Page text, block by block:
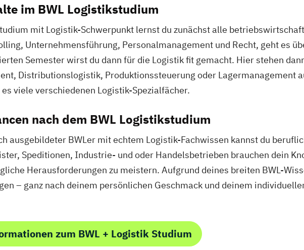
im BWL Logistikstudium
mit Logistik-Schwerpunkt lernst du zunächst alle
Unternehmensführung, Personalmanagement und Recht, geht es
Semester wirst du dann für die Logistik fit gemacht. Hier stehen
Distributionslogistik, Produktionssteuerung oder Lagermanagement
viele verschiedenen Logistik-Spezialfächer.
nach dem BWL Logistikstudium
ausgebildeter BWLer mit echtem Logistik-Fachwissen kannst du
Speditionen, Industrie- und oder Handelsbetrieben brauchen dein
Herausforderungen zu meistern. Aufgrund deines breiten BWL-
– ganz nach deinem persönlichen Geschmack und deinem
zum BWL + Logistik Studium